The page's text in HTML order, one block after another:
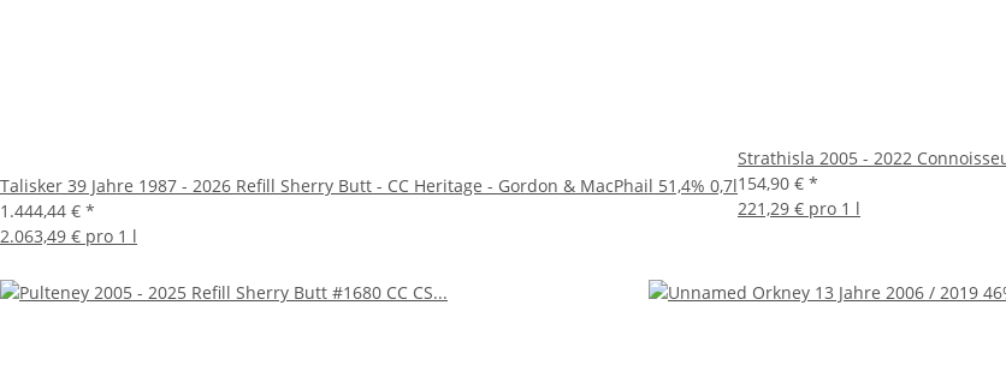
Talisker 39 Jahre 1987 - 2026 Refill Sherry Butt - CC Heritage - Gordon & MacPhail 51,4% 0,7l
1.444,44 € *
2.063,49 € pro 1 l
Strathisla 2005 - 2022
154,90 € *
221,29 € pro 1 l